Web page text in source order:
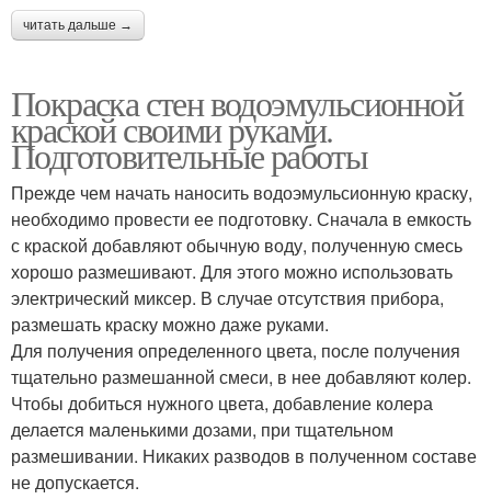
читать дальше →
Покраска стен водоэмульсионной
краской своими руками.
Подготовительные работы
Прежде чем начать наносить водоэмульсионную краску,
необходимо провести ее подготовку. Сначала в емкость
с краской добавляют обычную воду, полученную смесь
хорошо размешивают. Для этого можно использовать
электрический миксер. В случае отсутствия прибора,
размешать краску можно даже руками.
Для получения определенного цвета, после получения
тщательно размешанной смеси, в нее добавляют колер.
Чтобы добиться нужного цвета, добавление колера
делается маленькими дозами, при тщательном
размешивании. Никаких разводов в полученном составе
не допускается.